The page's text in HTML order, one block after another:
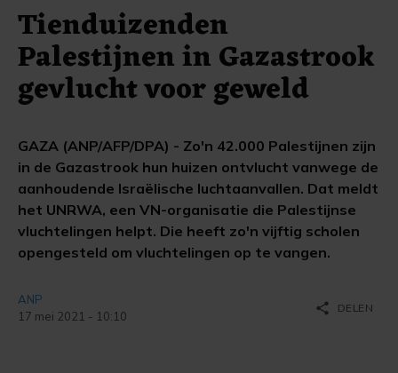
Tienduizenden
Palestijnen in Gazastrook
gevlucht voor geweld
GAZA (ANP/AFP/DPA) - Zo'n 42.000 Palestijnen zijn
in de Gazastrook hun huizen ontvlucht vanwege de
aanhoudende Israëlische luchtaanvallen. Dat meldt
het UNRWA, een VN-organisatie die Palestijnse
vluchtelingen helpt. Die heeft zo'n vijftig scholen
opengesteld om vluchtelingen op te vangen.
ANP
17 mei 2021 - 10:10
share DELEN